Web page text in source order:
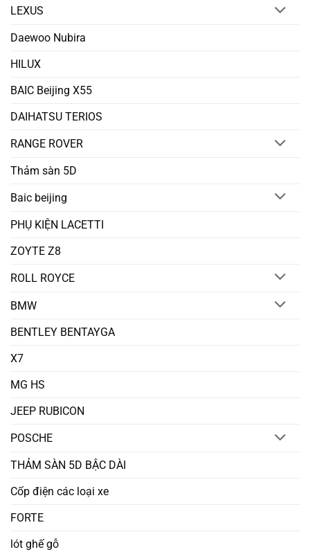
LEXUS
Daewoo Nubira
HILUX
BAIC Beijing X55
DAIHATSU TERIOS
RANGE ROVER
Thảm sàn 5D
Baic beijing
PHỤ KIỆN LACETTI
ZOYTE Z8
ROLL ROYCE
BMW
BENTLEY BENTAYGA
X7
MG HS
JEEP RUBICON
POSCHE
THẢM SÀN 5D BẬC DÀI
Cốp điện các loại xe
FORTE
lót ghế gỗ